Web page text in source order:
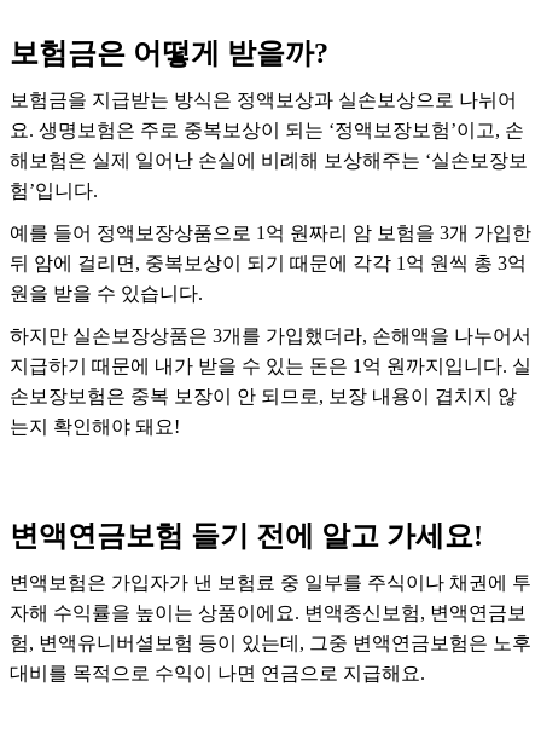
보험금은 어떻게 받을까?
보험금을 지급받는 방식은 정액보상과 실손보상으로 나뉘어
요. 생명보험은 주로 중복보상이 되는 ‘정액보장보험’이고, 손
해보험은 실제 일어난 손실에 비례해 보상해주는 ‘실손보장보
험’입니다.
예를 들어 정액보장상품으로 1억 원짜리 암 보험을 3개 가입한
뒤 암에 걸리면, 중복보상이 되기 때문에 각각 1억 원씩 총 3억
원을 받을 수 있습니다.
하지만 실손보장상품은 3개를 가입했더라, 손해액을 나누어서
지급하기 때문에 내가 받을 수 있는 돈은 1억 원까지입니다. 실
손보장보험은 중복 보장이 안 되므로, 보장 내용이 겹치지 않
는지 확인해야 돼요!
변액연금보험 들기 전에 알고 가세요!
변액보험은 가입자가 낸 보험료 중 일부를 주식이나 채권에 투
자해 수익률을 높이는 상품이에요. 변액종신보험, 변액연금보
험, 변액유니버셜보험 등이 있는데, 그중 변액연금보험은 노후
대비를 목적으로 수익이 나면 연금으로 지급해요.